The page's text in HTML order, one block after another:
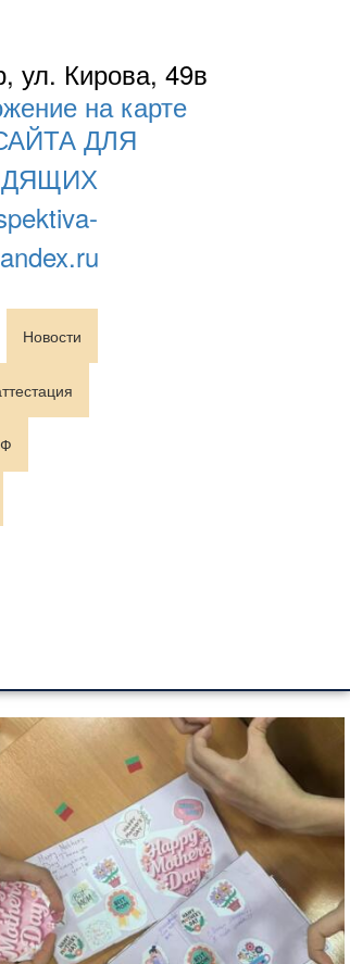
ул. Кирова, 49в
на карте
ДЛЯ
Новости